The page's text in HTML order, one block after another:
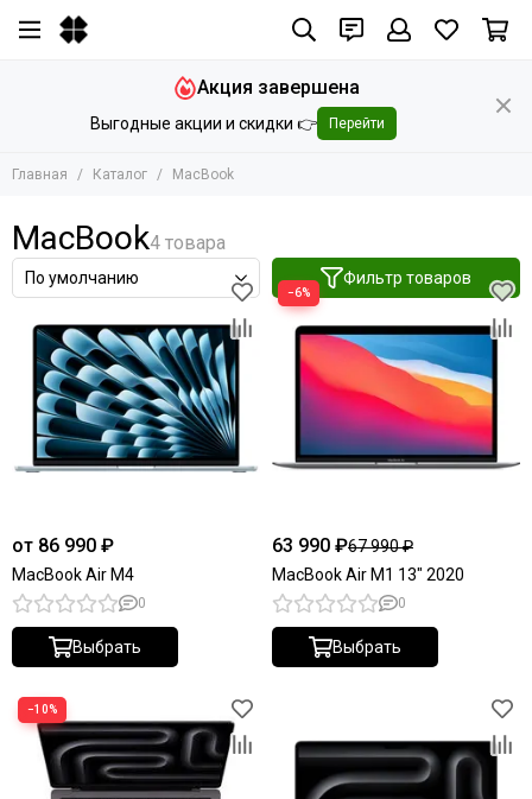
Выгодные акции и скидки 👉
Акция завершена
Перейти
Главная Каталог MacBook
MacBook
Фильтр товаров
от 86 990 ₽
MacBook Air M4
0
Выбрать
−6%
63 990 ₽67 990 ₽
MacBook Air M1 13" 2020
0
Выбрать
−10%